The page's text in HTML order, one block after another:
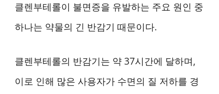
클렌부테롤이 불면증을 유발하는 주요 원인 중
하나는 약물의 긴 반감기 때문이다.
클렌부테롤의 반감기는 약 37시간에 달하며,
이로 인해 많은 사용자가 수면의 질 저하를 경